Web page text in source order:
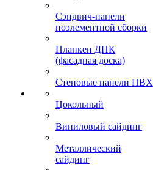
Сэндвич-панели
поэлементной сборки
Планкен ДПК
(фасадная доска)
Стеновые панели ПВХ
Цокольный
Виниловый сайдинг
Металлический
сайдинг